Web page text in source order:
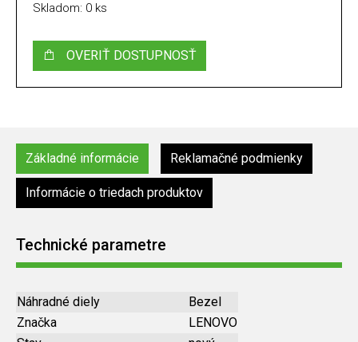
Skladom: 0 ks
OVERIŤ DOSTUPNOSŤ
Základné informácie Reklamačné podmienky
Informácie o triedach produktov
Technické parametre
Náhradné diely
Bezel
Značka
LENOVO